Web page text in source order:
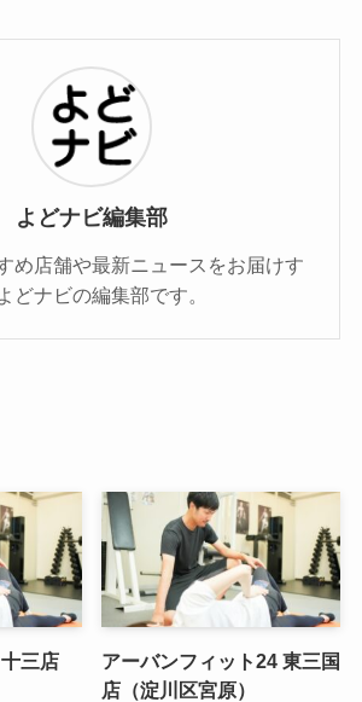
よどナビ編集部
め店舗や最新ニュースをお届けす
どナビの編集部です。
三店
アーバンフィット24 東三国
店（淀川区宮原）